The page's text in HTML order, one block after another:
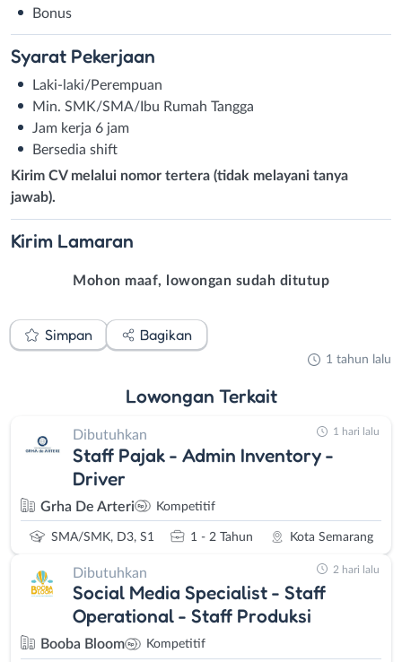
Bonus
Syarat Pekerjaan
Laki-laki/Perempuan
Min. SMK/SMA/Ibu Rumah Tangga
Jam kerja 6 jam
Bersedia shift
Kirim CV melalui nomor tertera (tidak melayani tanya
jawab).
Kirim Lamaran
Mohon maaf, lowongan sudah ditutup
Simpan Bagikan
1 tahun lalu
Lowongan Terkait
Dibutuhkan
Staff Pajak - Admin Inventory -
Driver
Grha De Arteri Kompetitif
SMA/SMK, D3, S1 1 - 2 Tahun Kota Semarang
1 hari lalu
Dibutuhkan
Social Media Specialist - Staff
Operational - Staff Produksi
Booba Bloom Kompetitif
2 hari lalu